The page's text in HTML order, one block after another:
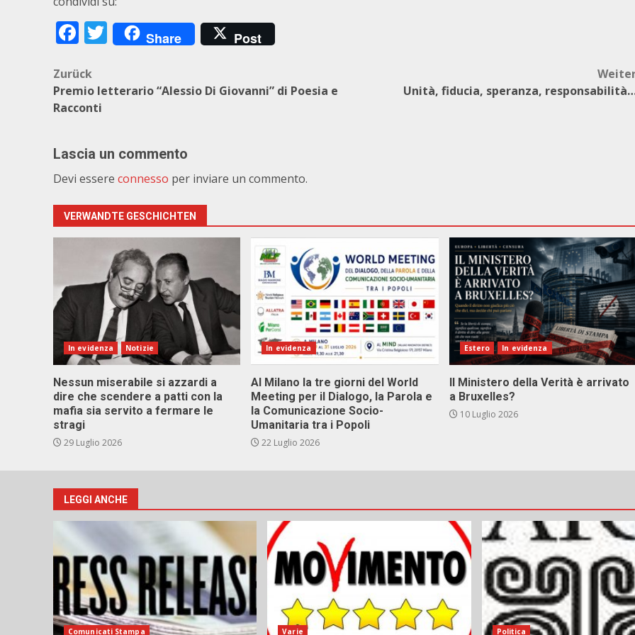
Facebook
Twitter
Share Post
Beitragsnavigation
Zurück
Premio letterario “Alessio Di Giovanni” di Poesia e
Racconti
Unità, fiducia, speranza,
Lascia un commento
Devi essere connesso per inviare un commento.
VERWANDTE GESCHICHTEN
In evidenza Notizie
Nessun miserabile si azzardi a
dire che scendere a patti con la
mafia sia servito a fermare le
stragi
29 Luglio 2026
In evidenza
Al Milano la tre giorni del World
Meeting per il Dialogo, la Parola e
la Comunicazione Socio-
Umanitaria tra i Popoli
22 Luglio 2026
Estero In evidenza
Il Ministero della Verità è arrivato
a Bruxelles?
10 Luglio 2026
LEGGI ANCHE
Comunicati Stampa Varie Politica